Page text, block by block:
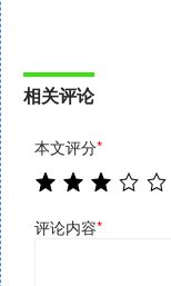
相关评论
本文评分*
评论内容*